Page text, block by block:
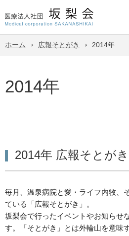
ホーム 広報そとがき 2014年
2014年
2014年 広報そとがき
毎月、温泉病院と愛・ライフ内牧、
ている「広報そとがき」。
坂梨会で行ったイベントやお知らせ
す。「そとがき」とは外輪山を意味